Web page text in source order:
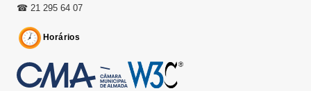
☎ 21 295 64 07
Horários